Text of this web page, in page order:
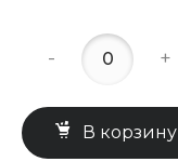
- +
В корзину